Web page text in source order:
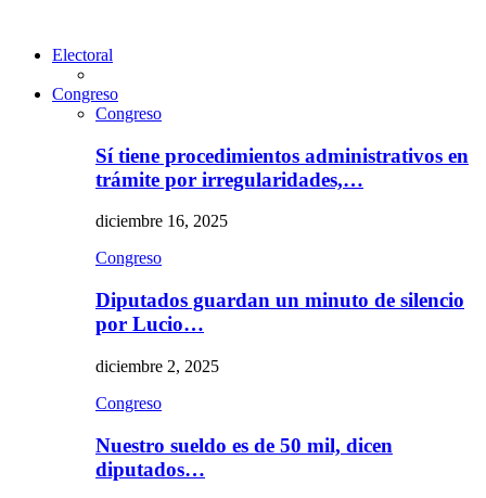
Electoral
Congreso
Congreso
Sí tiene procedimientos administrativos en
trámite por irregularidades,…
diciembre 16, 2025
Congreso
Diputados guardan un minuto de silencio
por Lucio…
diciembre 2, 2025
Congreso
Nuestro sueldo es de 50 mil, dicen
diputados…